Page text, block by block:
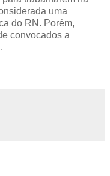
uma
do RN. Porém,
convocados a